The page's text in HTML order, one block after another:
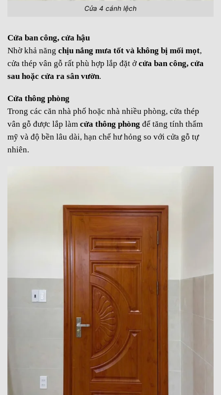
Cửa 4 cánh lệch
Cửa ban công, cửa hậu
Nhờ khả năng chịu nắng mưa tốt và không bị mối mọt,
cửa thép vân gỗ rất phù hợp lắp đặt ởcửa ban công, cửa
sau hoặc cửa ra sân vườn.
Cửa thông phòng
Trong các căn nhà phố hoặc nhà nhiều phòng, cửa thép
vân gỗ được lắp làm cửa thông phòng để tăng tính thẩm
mỹ và độ bền lâu dài, hạn chế hư hỏng so với cửa gỗ tự
nhiên.